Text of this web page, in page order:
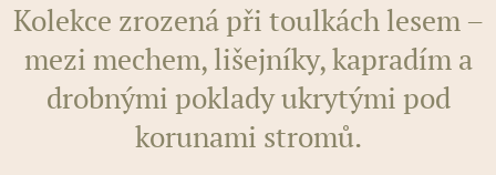
Kolekce zrozená při toulkách lesem –
mezi mechem, lišejníky, kapradím a
drobnými poklady ukrytými pod
korunami stromů.